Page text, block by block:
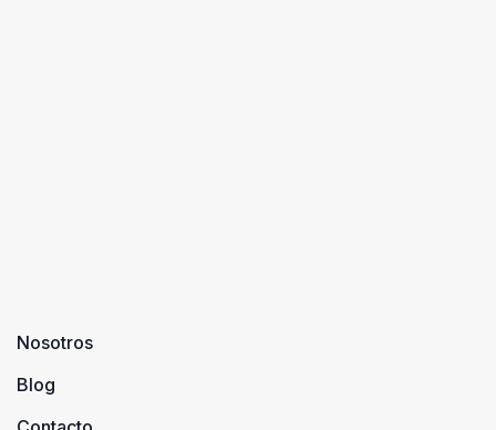
Nosotros
Blog